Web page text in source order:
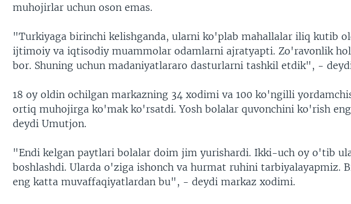
muhojirlar uchun oson emas.
"Turkiyaga birinchi kelishganda, ularni ko'plab mahallalar iliq kutib
ijtimoiy va iqtisodiy muammolar odamlarni ajratyapti. Zo'ravonlik
bor. Shuning uchun madaniyatlararo dasturlarni tashkil etdik", -
18 oy oldin ochilgan markazning 34 xodimi va 100 ko'ngilli
ortiq muhojirga ko'mak ko'rsatdi. Yosh bolalar quvonchini ko'rish
deydi Umutjon.
"Endi kelgan paytlari bolalar doim jim yurishardi. Ikki-uch oy o'tib
boshlashdi. Ularda o'ziga ishonch va hurmat ruhini tarbiyalayapmiz.
eng katta muvaffaqiyatlardan bu", - deydi markaz xodimi.